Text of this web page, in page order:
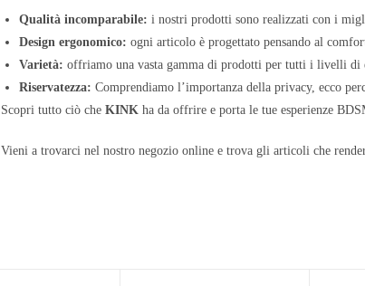
Qualità incomparabile: i nostri prodotti sono realizzati con i
Design ergonomico: ogni articolo è progettato pensando al
Varietà: offriamo una vasta gamma di prodotti per tutti i livelli di
Riservatezza: Comprendiamo l’importanza della privacy, ecco
Scopri tutto ciò cheKINK ha da offrire e porta le tue esperienze
Vieni a trovarci nel nostro negozio online e trova gli articoli che